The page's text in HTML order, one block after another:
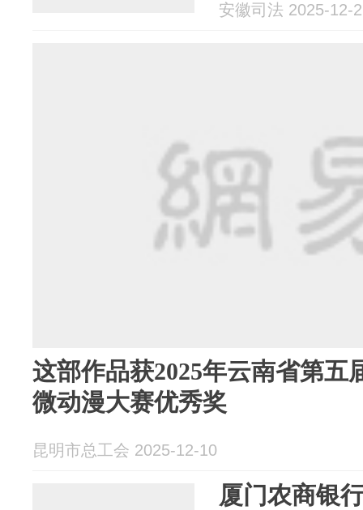
安徽司法 2025-12-
这部作品获2025年云南省第五
微动漫大赛优秀奖
昆明市总工会 2025-12-10
厦门农商银